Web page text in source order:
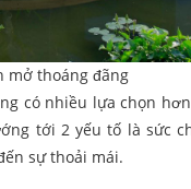
mở thoáng đãng
có nhiều lựa chọn
tới 2 yếu tố là sức
sự thoải mái.